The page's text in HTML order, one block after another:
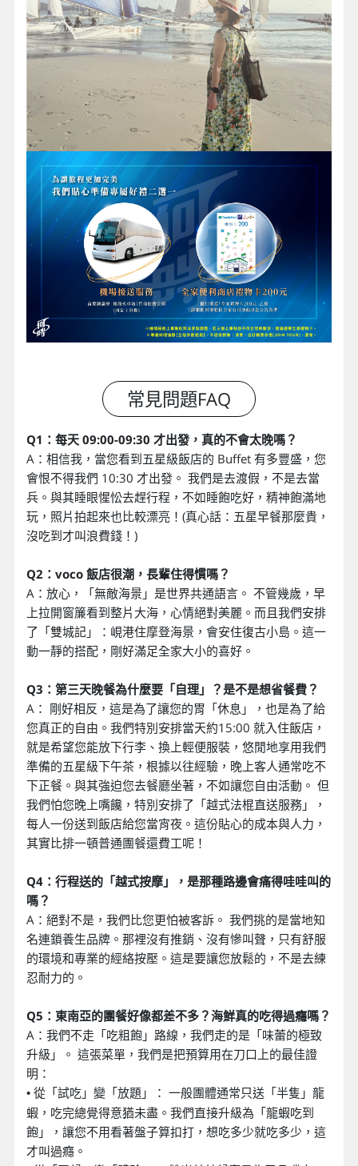
Q1：每天 09:00-09:30 才出發，真的不會太晚嗎？
A：相信我，當您看到五星級飯店的 Buffet 有多豐盛，您
會恨不得我們 10:30 才出發。 我們是去渡假，不是去當
兵。與其睡眼惺忪去趕行程，不如睡飽吃好，精神飽滿地
玩，照片拍起來也比較漂亮！(真心話：五星早餐那麼貴，
沒吃到才叫浪費錢！)
Q2：voco 飯店很潮，長輩住得慣嗎？
A：放心，「無敵海景」是世界共通語言。 不管幾歲，早
上拉開窗簾看到整片大海，心情絕對美麗。而且我們安排
了「雙城記」：峴港住摩登海景，會安住復古小島。這一
動一靜的搭配，剛好滿足全家大小的喜好。
Q3：第三天晚餐為什麼要「自理」？是不是想省餐費？
A： 剛好相反，這是為了讓您的胃「休息」，也是為了給
您真正的自由。我們特別安排當天約15:00 就入住飯店，
就是希望您能放下行李、換上輕便服裝，悠閒地享用我們
準備的五星級下午茶，根據以往經驗，晚上客人通常吃不
下正餐。與其強迫您去餐廳坐著，不如讓您自由活動。 但
我們怕您晚上嘴饞，特別安排了「越式法棍直送服務」，
每人一份送到飯店給您當宵夜。這份貼心的成本與人力，
其實比排一頓普通團餐還費工呢！
Q4：行程送的「越式按摩」，是那種路邊會痛得哇哇叫的
嗎？
A：絕對不是，我們比您更怕被客訴。 我們挑的是當地知
名連鎖養生品牌。那裡沒有推銷、沒有慘叫聲，只有舒服
的環境和專業的經絡按壓。這是要讓您放鬆的，不是去練
忍耐力的。
Q5：東南亞的團餐好像都差不多？海鮮真的吃得過癮嗎？
A：我們不走「吃粗飽」路線，我們走的是「味蕾的極致
升級」。 這張菜單，我們是把預算用在刀口上的最佳證
明：
• 從「試吃」變「放題」： 一般團體通常只送「半隻」龍
蝦，吃完總覺得意猶未盡。我們直接升級為「龍蝦吃到
飽」，讓您不用看著盤子算扣打，想吃多少就吃多少，這
才叫過癮。